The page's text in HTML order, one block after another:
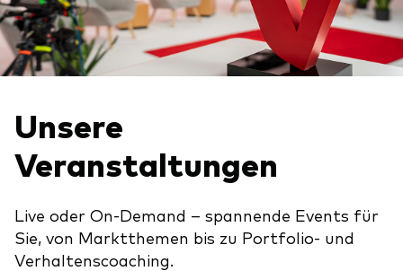
Unsere
Veranstaltungen
Live oder On-Demand – spannende Events für
Sie, von Marktthemen bis zu Portfolio- und
Verhaltenscoaching.